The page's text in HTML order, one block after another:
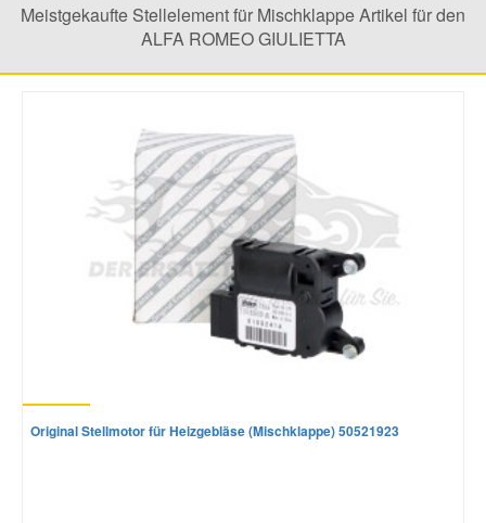
Meistgekaufte Stellelement für Mischklappe Artikel für den
ALFA ROMEO GIULIETTA
Original Stellmotor für Heizgebläse (Mischklappe) 50521923
Kia Ersatzteile
Mazda Ersatzteile
Mercedes Ersatzteile
Mini Ersatzteile
Mitsubishi Ersatzteile
Nissan Ersatzteile